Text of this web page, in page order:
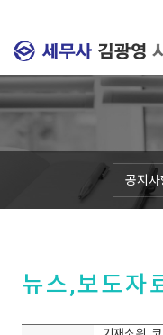
공지사
뉴스,보도자